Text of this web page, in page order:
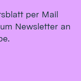
per Mail
Newsletter an